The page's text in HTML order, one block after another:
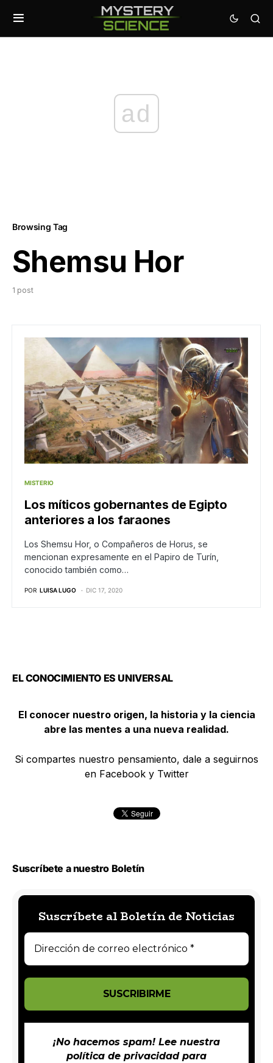
ad
Browsing Tag
Shemsu Hor
1 post
MISTERIO
Los míticos gobernantes de Egipto
anteriores a los faraones
Los Shemsu Hor, o Compañeros de Horus, se
mencionan expresamente en el Papiro de Turín,
conocido también como…
POR LUISA LUGO DIC 17, 2020
EL CONOCIMIENTO ES UNIVERSAL
El conocer nuestro origen, la historia y la ciencia
abre las mentes a una nueva realidad.
Si compartes nuestro pensamiento, dale a seguirnos
en Facebook y Twitter
Suscríbete a nuestro Boletín
Suscríbete al Boletín de Noticias
¡No hacemos spam! Lee nuestra
política de privacidadpara